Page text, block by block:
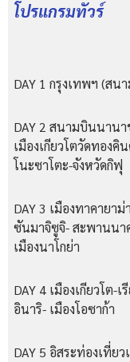
โปรแกรมทัวร์
DAY 1 กรุงเทพฯ (ส
DAY 2 สนามบินนานา
เมืองเกียวโตวัดทอง
โนะซาโตะ-จังหวัดกิฟุ
DAY 3 เมืองทาคายา
ซันมาจิซูจิ- สะพานนา
เมืองนาโกย่า
DAY 4 เมืองเกียวโต
อินาริ- เมืองโอซาก้า
DAY 5 อิสระท่องเที่ย